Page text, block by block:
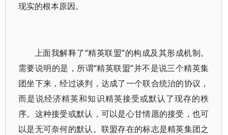
现实的根本原因。
上面我解释了“精英联盟”的构成及其形成机制。
需要说明的是，所谓“精英联盟”并不是说三个精英集
团坐下来，经过谈判，达成了一个联合统治的协议，
而是说经济精英和知识精英接受或默认了现存的秩
序。这种接受或默认，可以是心甘情愿的接受，也可
以是无可奈何的默认。联盟存在的标志是精英集团之